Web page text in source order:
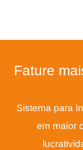
Fature
Sistema para
em maior